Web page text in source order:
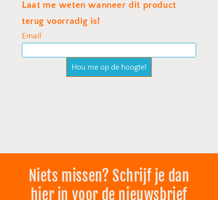
Niets missen? Schrijf je dan
hier in voor de nieuwsbrief